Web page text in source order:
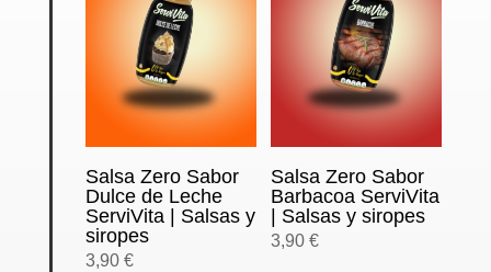
Salsa Zero Sabor
Dulce de Leche
ServiVita | Salsas y
siropes
3,90 €
Salsa Zero Sabor
Barbacoa ServiVita
| Salsas y siropes
3,90 €